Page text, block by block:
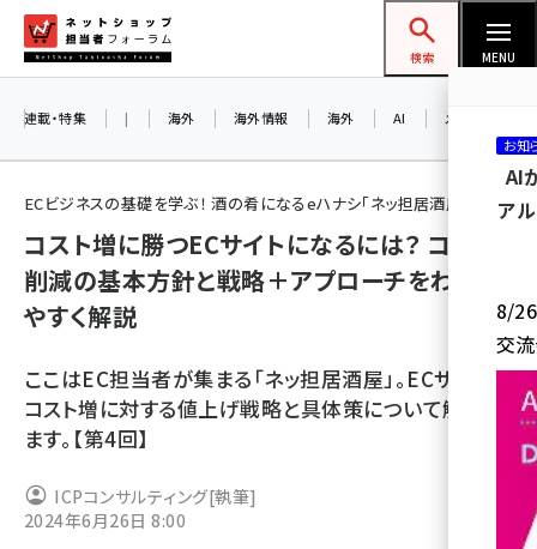
ン
ネットショップ担当者フォーラム
検索 MENU
amazon (2258)
yahoo (1907)
ecbeing (1211)
アスクル (1122)
base (1083)
ビィ・フォアード (777)
連載・特集 | 海外 海外情報 海外 AI メタバース
ECビジネスの基礎を学ぶ！ 酒の肴になるeハナシ「ネッ担居酒屋」
コスト増に勝つECサイトになるには？ コスト
削減の基本方針と戦略＋アプローチをわかり
やすく解説
ここはEC担当者が集まる「ネッ担居酒屋」。ECサイトの
コスト増に対する値上げ戦略と具体策について解説し
ます。【第4回】
ICPコンサルティング[執筆]
2024年6月26日 8:00
お知
AI
ア
8/26
交